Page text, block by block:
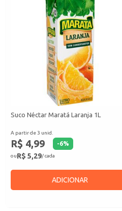
Suco Néctar Maratá Laranja 1L
A partir de 3 unid.
R$ 4,99 -6%
ouR$ 5,29/ cada
ADICIONAR